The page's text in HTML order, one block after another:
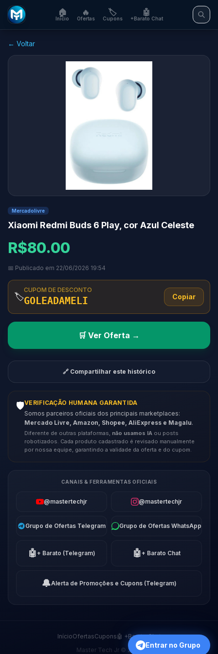
🏠
Início
🔥
Ofertas
🏷️
Cupons
🤖
+Barato Chat
← Voltar
Mercadolivre
Xiaomi Redmi Buds 6 Play, cor Azul Celeste
R$80.00
📅 Publicado em 22/06/2026 19:54
🏷️
CUPOM DE DESCONTO
GOLEADAMELI Copiar
🛒 Ver Oferta →
🔗 Compartilhar este histórico
🛡️VERIFICAÇÃO HUMANA GARANTIDA
Somos parceiros oficiais dos principais marketplaces:
Mercado Livre, Amazon, Shopee, AliExpress e Magalu.
Diferente de outras plataformas, não usamos IA ou posts
robotizados. Cada produto cadastrado é revisado manualmente
por nossa equipe, garantindo a validade da oferta e do cupom.
CANAIS & FERRAMENTAS OFICIAIS
@mastertechjr @mastertechjr
Grupo de Ofertas Telegram Grupo de Ofertas WhatsApp
🤖+ Barato (Telegram) 🤖+ Barato Chat
🔔Alerta de Promoções e Cupons (Telegram)
InícioOfertasCupons🤖 +Barato Chat
Master Tech Jr © 2026
Entrar no Grupo